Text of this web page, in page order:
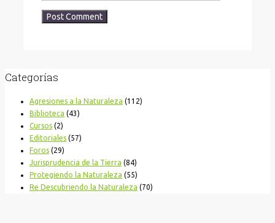
Categorías
Agresiones a la Naturaleza (112)
Biblioteca (43)
Cursos (2)
Editoriales (57)
Foros (29)
Jurisprudencia de la Tierra (84)
Protegiendo la Naturaleza (55)
Re Descubriendo la Naturaleza (70)